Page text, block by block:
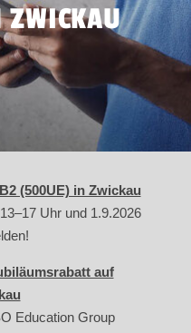
ZWICKAU
(500UE) in Zwickau
Uhr und 1.9.2026
auf
Education Group